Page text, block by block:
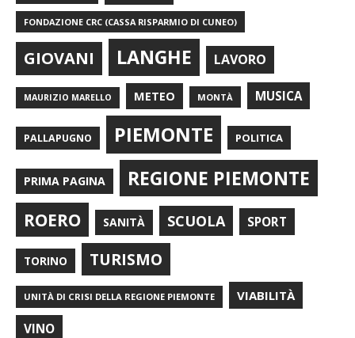
FONDAZIONE CRC (CASSA RISPARMIO DI CUNEO)
GIOVANI LANGHE LAVORO
MAURIZIO MARELLO METEO MONTÀ MUSICA
PALLAPUGNO PIEMONTE POLITICA
PRIMA PAGINA REGIONE PIEMONTE
ROERO SANITÀ SCUOLA SPORT
TORINO TURISMO
UNITÀ DI CRISI DELLA REGIONE PIEMONTE VIABILITÀ
VINO